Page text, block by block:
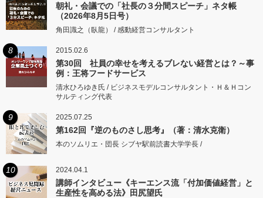
朝礼・会議での「社長の３分間スピーチ」ネタ帳
（2026年8月5日号）
角田識之（臥龍） / 感動経営コンサルタント
8 2015.02.6
第30回 社員の幸せを考えるブレない経営とは？～事
例：王将フードサービス
清水ひろゆき氏 / ビジネスモデルコンサルタント・Ｈ＆Ｈコン
サルティング代表
9 2025.07.25
第162回『逆のものさし思考』（著：清水克衛）
本のソムリエ・団長 シブヤ駅前読書大学学長 /
10 2024.04.1
講師インタビュー《キーエンス流「付加価値経営」と
生産性を高める法》田尻望氏